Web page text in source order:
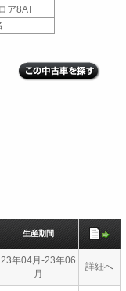
ア8AT
生産期間
23年04月-23年06
月
詳細へ